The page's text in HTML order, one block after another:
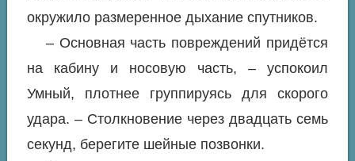
окружило размеренное дыхание спутников.
– Основная часть повреждений придётся
на кабину и носовую часть, – успокоил
Умный, плотнее группируясь для скорого
удара. – Столкновение через двадцать семь
секунд, берегите шейные позвонки.